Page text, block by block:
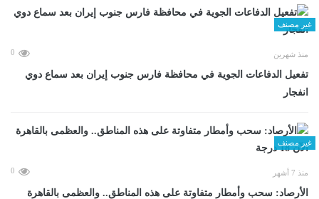
غير مصنف
منذ شهرين 0
تفعيل الدفاعات الجوية في محافظة فارس جنوب إيران بعد سماع دوي
انفجار
غير مصنف
منذ 7 أشهر 0
الأرصاد: سحب وأمطار متفاوتة على هذه المناطق.. والعظمى بالقاهرة